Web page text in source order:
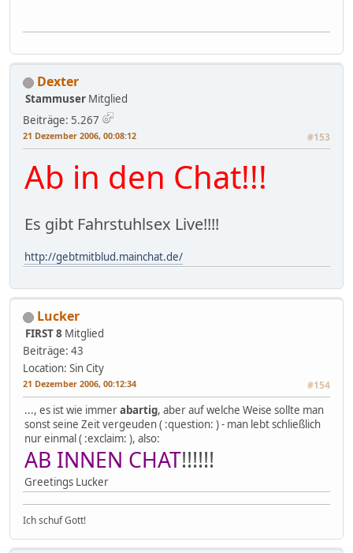
Dexter
Stammuser Mitglied
Beiträge: 5.267
21 Dezember 2006, 00:08:12 #153
Ab in den Chat!!!
Es gibt Fahrstuhlsex Live!!!!
http://gebtmitblud.mainchat.de/
Lucker
FIRST 8 Mitglied
Beiträge: 43
Location: Sin City
21 Dezember 2006, 00:12:34 #154
..., es ist wie immerabartig, aber auf welche Weise sollte man
sonst seine Zeit vergeuden ( :question: ) - man lebt schließlich
nur einmal ( :exclaim: ), also:
AB INNEN CHAT!!!!!!
Greetings Lucker
Ich schuf Gott!